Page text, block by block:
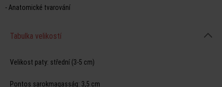
- Anatomické tvarování
Tabulka velikostí
Velikost paty: střední (3-5 cm)
Pontos sarokmagasság: 3,5 cm